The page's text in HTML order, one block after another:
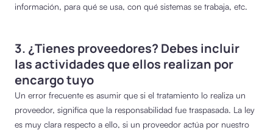
información, para qué se usa, con qué sistemas se trabaja, etc.
3. ¿Tienes proveedores? Debes incluir
las actividades que ellos realizan por
encargo tuyo
Un error frecuente es asumir que si el tratamiento lo realiza un
proveedor, significa que la responsabilidad fue traspasada. La ley
es muy clara respecto a ello, si un proveedor actúa por nuestro